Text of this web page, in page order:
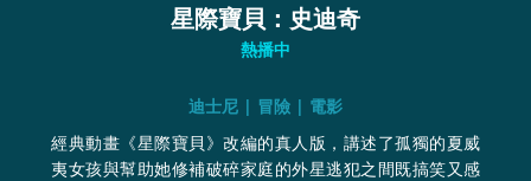
星際寶貝：史迪奇
熱播中
迪士尼 | 冒險 | 電影
經典動畫《星際寶貝》改編的真人版，講述了孤獨的夏威
夷女孩與幫助她修補破碎家庭的外星逃犯之間既搞笑又感